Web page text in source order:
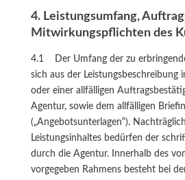
4. Leistungsumfang,
Mitwirkungspflichten des
4.1 Der Umfang der zu
sich aus der Leistungsbeschreibung
oder einer allfälligen
Agentur, sowie dem allfälligen
(„Angebotsunterlagen“).
Leistungsinhaltes bedürfen der
durch die Agentur. Innerhalb des
vorgegeben Rahmens besteht bei